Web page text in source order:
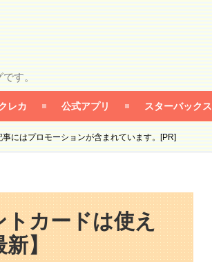
です。
レカ 公式アプリ スターバックス
にはプロモーションが含まれています。[PR]
カードは使え
新】